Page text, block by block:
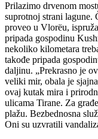
Prilazimo drvenom
suprotnoj strani lagune.
proveo u Vlorëu,
pripada gospodinu
nekoliko kilometara
takođe pripada
daljinu. „Prekrasno je
veliki mir, obala je
ovaj kutak mira i
ulicama Tirane. Za
plažu. Bezbednosna
Oni su uzvratili